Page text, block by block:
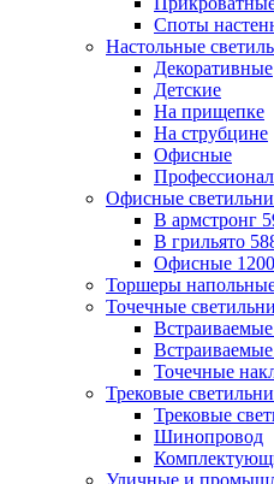
Споты
Настольные
Декоративные
Детские
На прищепке
На струбцине
Офисные
Офисные
В армстронг
В грильято
Офисные
Торшеры
Точечные
Точечные
Трековые
Трековые
Шинопровод
Уличные и